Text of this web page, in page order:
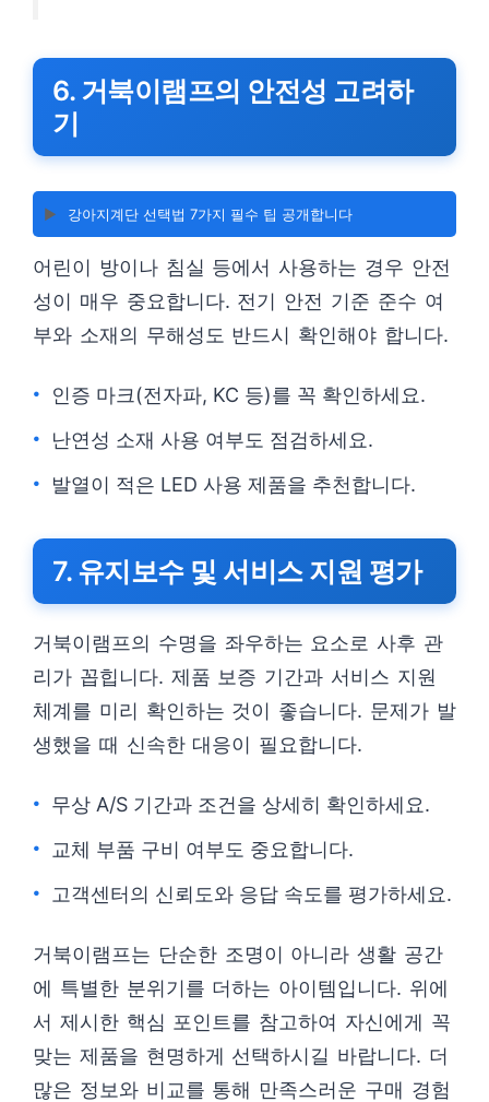
6. 거북이램프의 안전성 고려하
기
▶️ 강아지계단 선택법 7가지 필수 팁 공개합니다
어린이 방이나 침실 등에서 사용하는 경우 안전
성이 매우 중요합니다. 전기 안전 기준 준수 여
부와 소재의 무해성도 반드시 확인해야 합니다.
인증 마크(전자파, KC 등)를 꼭 확인하세요.
난연성 소재 사용 여부도 점검하세요.
발열이 적은 LED 사용 제품을 추천합니다.
7. 유지보수 및 서비스 지원 평가
거북이램프의 수명을 좌우하는 요소로 사후 관
리가 꼽힙니다. 제품 보증 기간과 서비스 지원
체계를 미리 확인하는 것이 좋습니다. 문제가 발
생했을 때 신속한 대응이 필요합니다.
무상 A/S 기간과 조건을 상세히 확인하세요.
교체 부품 구비 여부도 중요합니다.
고객센터의 신뢰도와 응답 속도를 평가하세요.
거북이램프는 단순한 조명이 아니라 생활 공간
에 특별한 분위기를 더하는 아이템입니다. 위에
서 제시한 핵심 포인트를 참고하여 자신에게 꼭
맞는 제품을 현명하게 선택하시길 바랍니다. 더
많은 정보와 비교를 통해 만족스러운 구매 경험